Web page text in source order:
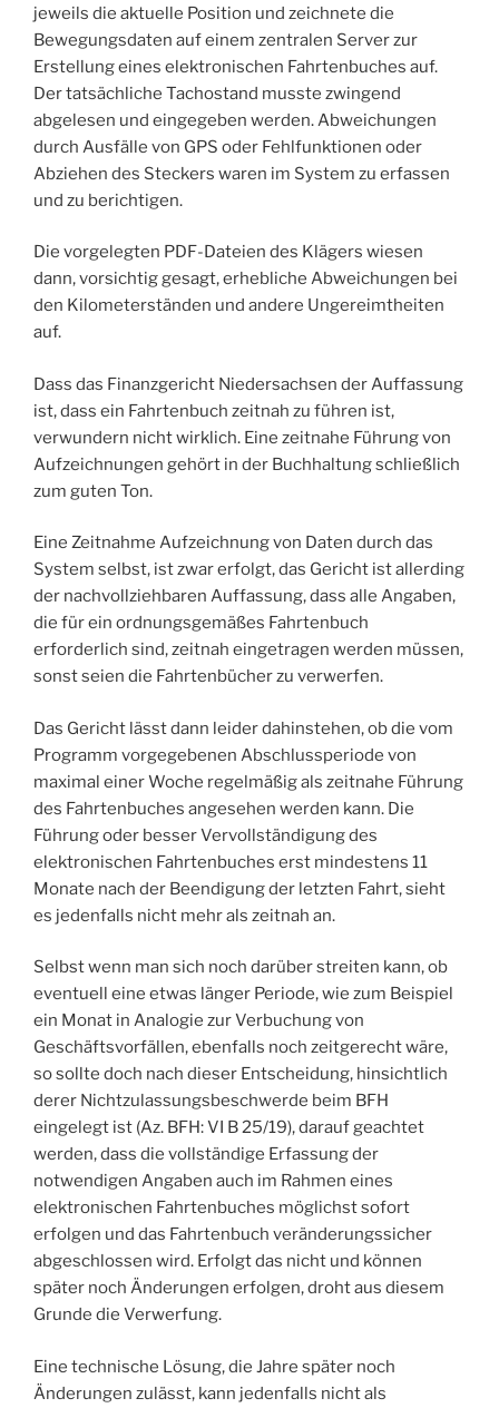
jeweils die aktuelle Position und zeichnete die
Bewegungsdaten auf einem zentralen Server zur
Erstellung eines elektronischen Fahrtenbuches auf.
Der tatsächliche Tachostand musste zwingend
abgelesen und eingegeben werden. Abweichungen
durch Ausfälle von GPS oder Fehlfunktionen oder
Abziehen des Steckers waren im System zu erfassen
und zu berichtigen.
Die vorgelegten PDF-Dateien des Klägers wiesen
dann, vorsichtig gesagt, erhebliche Abweichungen bei
den Kilometerständen und andere Ungereimtheiten
auf.
Dass das Finanzgericht Niedersachsen der Auffassung
ist, dass ein Fahrtenbuch zeitnah zu führen ist,
verwundern nicht wirklich. Eine zeitnahe Führung von
Aufzeichnungen gehört in der Buchhaltung schließlich
zum guten Ton.
Eine Zeitnahme Aufzeichnung von Daten durch das
System selbst, ist zwar erfolgt, das Gericht ist allerding
der nachvollziehbaren Auffassung, dass alle Angaben,
die für ein ordnungsgemäßes Fahrtenbuch
erforderlich sind, zeitnah eingetragen werden müssen,
sonst seien die Fahrtenbücher zu verwerfen.
Das Gericht lässt dann leider dahinstehen, ob die vom
Programm vorgegebenen Abschlussperiode von
maximal einer Woche regelmäßig als zeitnahe Führung
des Fahrtenbuches angesehen werden kann. Die
Führung oder besser Vervollständigung des
elektronischen Fahrtenbuches erst mindestens 11
Monate nach der Beendigung der letzten Fahrt, sieht
es jedenfalls nicht mehr als zeitnah an.
Selbst wenn man sich noch darüber streiten kann, ob
eventuell eine etwas länger Periode, wie zum Beispiel
ein Monat in Analogie zur Verbuchung von
Geschäftsvorfällen, ebenfalls noch zeitgerecht wäre,
so sollte doch nach dieser Entscheidung, hinsichtlich
derer Nichtzulassungsbeschwerde beim BFH
eingelegt ist (Az. BFH: VI B 25/19), darauf geachtet
werden, dass die vollständige Erfassung der
notwendigen Angaben auch im Rahmen eines
elektronischen Fahrtenbuches möglichst sofort
erfolgen und das Fahrtenbuch veränderungssicher
abgeschlossen wird. Erfolgt das nicht und können
später noch Änderungen erfolgen, droht aus diesem
Grunde die Verwerfung.
Eine technische Lösung, die Jahre später noch
Änderungen zulässt, kann jedenfalls nicht als